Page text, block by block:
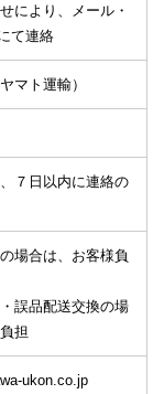
により、メール・
て連絡
マト運輸）
７日以内に連絡の
場合は、お客様負
誤品配送交換の場
担
ukon.co.jp